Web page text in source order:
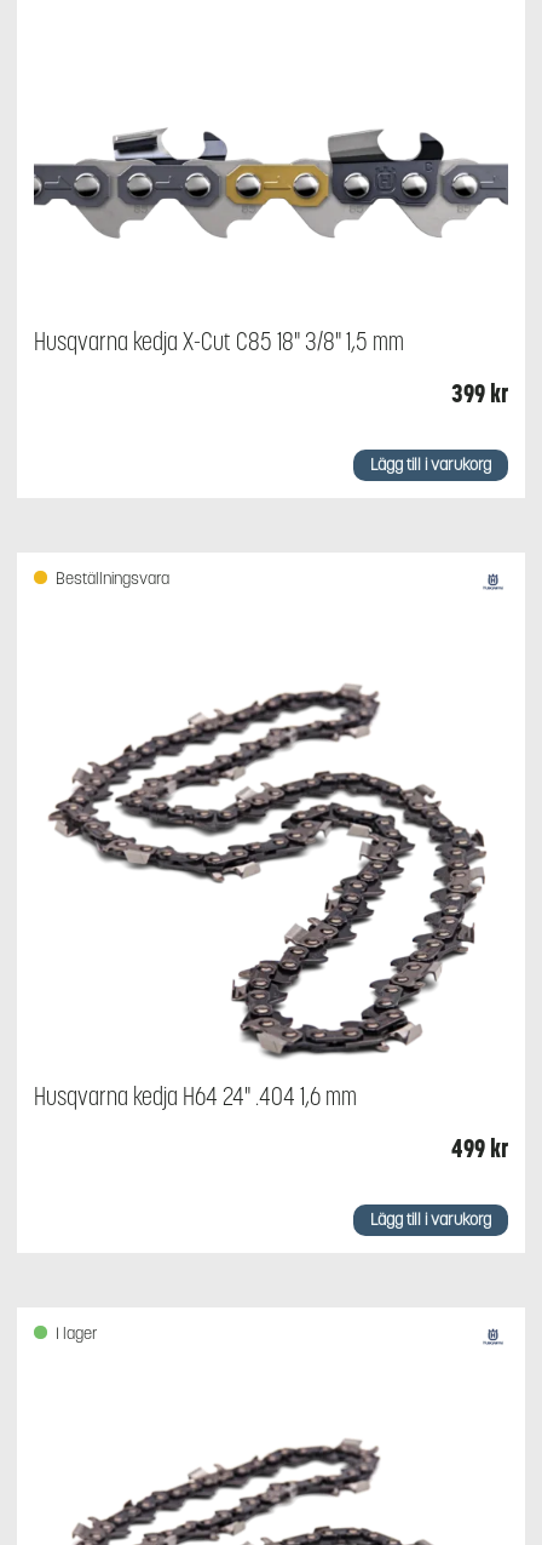
Husqvarna kedja X-Cut C85 18" 3/8" 1,5 mm
399kr
Lägg till i varukorg
Husqvarna kedja H64 24" .404 1,6 mm
499kr
Beställningsvara
Lägg till i varukorg
I lager